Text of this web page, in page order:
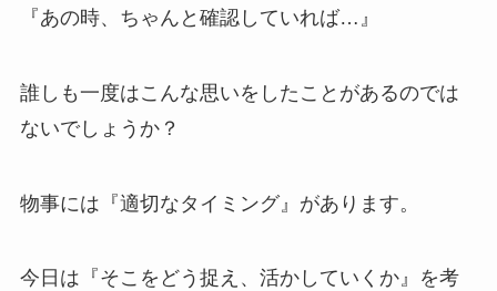
『あの時、ちゃんと確認していれば…』
誰しも一度はこんな思いをしたことがあるのでは
ないでしょうか？
物事には『適切なタイミング』があります。
今日は『そこをどう捉え、活かしていくか』を考